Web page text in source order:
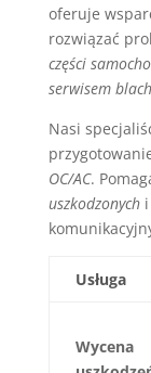
oferuje
rozwiązać
części
serwisem
Nasi
OC/AC.
uszkodzonychi
Usługa
Wycena